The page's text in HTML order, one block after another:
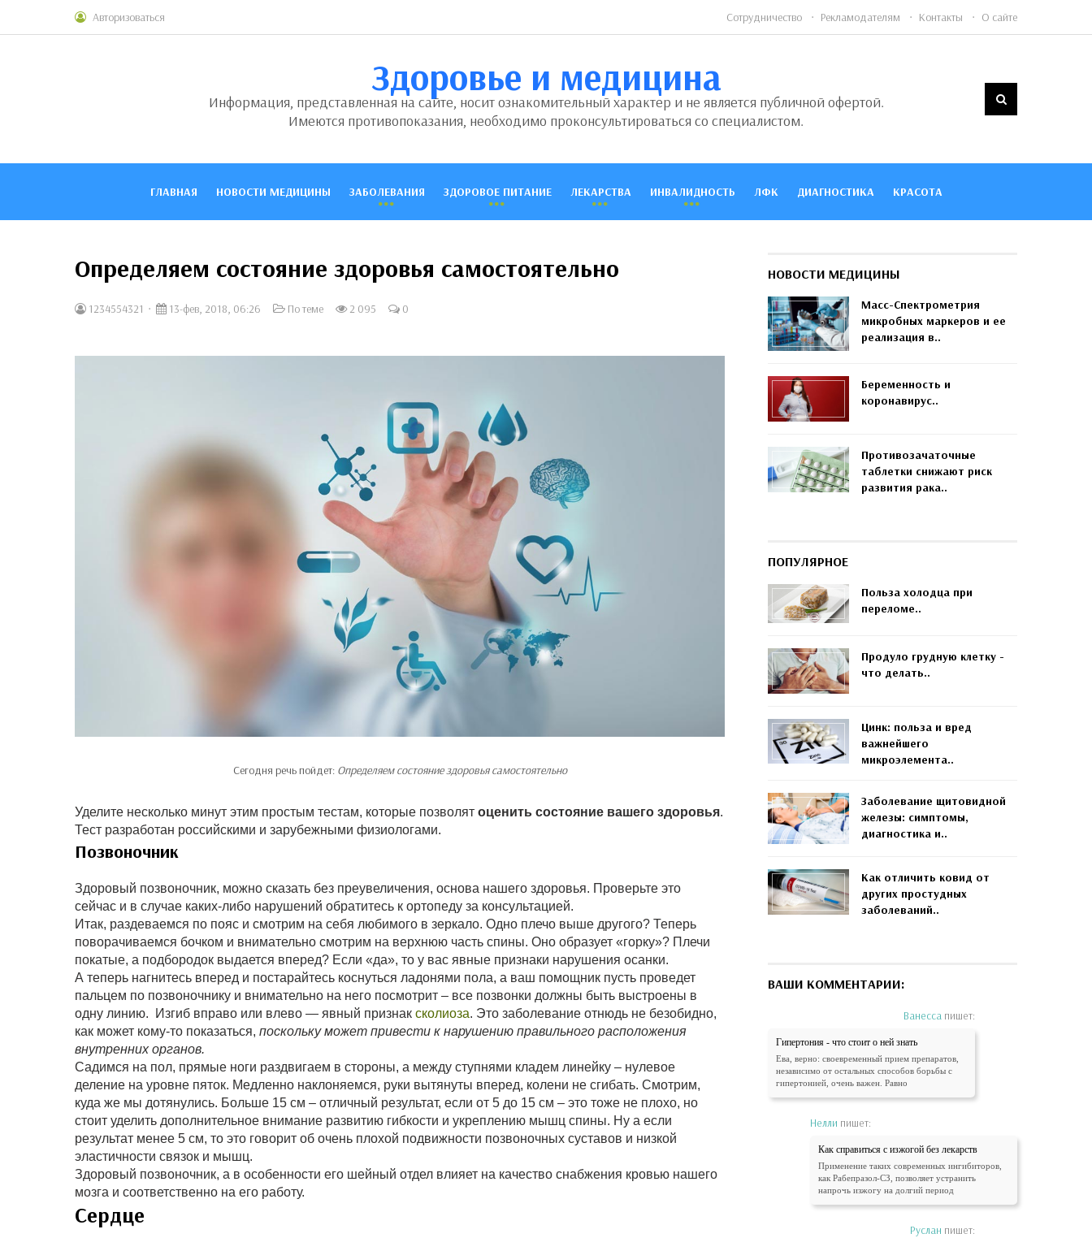
Авторизоваться Сотрудничество Рекламодателям Контакты О сайте
Здоровье и медицина
Информация, представленная на сайте, носит ознакомительный характер и не является публичной офертой.
Имеются противопоказания, необходимо проконсультироваться со специалистом.
ГЛАВНАЯ НОВОСТИ МЕДИЦИНЫ ЗАБОЛЕВАНИЯ ЗДОРОВОЕ ПИТАНИЕ ЛЕКАРСТВА ИНВАЛИДНОСТЬ ЛФК ДИАГНОСТИКА КРАСОТА
Определяем состояние здоровья самостоятельно
1234554321 13-фев, 2018, 06:26 По теме 2 095 0
Сегодня речь пойдет: Определяем состояние здоровья самостоятельно
Уделите несколько минут этим простым тестам, которые позволят оценить состояние вашего здоровья.
Тест разработан российскими и зарубежными физиологами.
Позвоночник
Здоровый позвоночник, можно сказать без преувеличения, основа нашего здоровья. Проверьте это
сейчас и в случае каких-либо нарушений обратитесь к ортопеду за консультацией.
Итак, раздеваемся по пояс и смотрим на себя любимого в зеркало. Одно плечо выше другого? Теперь
поворачиваемся бочком и внимательно смотрим на верхнюю часть спины. Оно образует «горку»? Плечи
покатые, а подбородок выдается вперед? Если «да», то у вас явные признаки нарушения осанки.
А теперь нагнитесь вперед и постарайтесь коснуться ладонями пола, а ваш помощник пусть проведет
пальцем по позвоночнику и внимательно на него посмотрит – все позвонки должны быть выстроены в
одну линию. Изгиб вправо или влево — явный признак сколиоза. Это заболевание отнюдь не безобидно,
как может кому-то показаться, поскольку может привести к нарушению правильного расположения
внутренних органов.
Садимся на пол, прямые ноги раздвигаем в стороны, а между ступнями кладем линейку – нулевое
деление на уровне пяток. Медленно наклоняемся, руки вытянуты вперед, колени не сгибать. Смотрим,
куда же мы дотянулись. Больше 15 см – отличный результат, если от 5 до 15 см – это тоже не плохо, но
стоит уделить дополнительное внимание развитию гибкости и укреплению мышц спины. Ну а если
результат менее 5 см, то это говорит об очень плохой подвижности позвоночных суставов и низкой
эластичности связок и мышц.
Здоровый позвоночник, а в особенности его шейный отдел влияет на качество снабжения кровью нашего
мозга и соответственно на его работу.
Сердце
НОВОСТИ МЕДИЦИНЫ
Масс-Спектрометрия
микробных маркеров и ее
реализация в..
Беременность и
коронавирус..
Противозачаточные
таблетки снижают риск
развития рака..
ПОПУЛЯРНОЕ
Польза холодца при
переломе..
Продуло грудную клетку -
что делать..
Цинк: польза и вред
важнейшего
микроэлемента..
Заболевание щитовидной
железы: симптомы,
диагностика и..
Как отличить ковид от
других простудных
заболеваний..
ВАШИ КОММЕНТАРИИ:
Ванесса пишет:
Гипертония - что стоит о ней знать
Ева, верно: своевременный прием препаратов,
независимо от остальных способов борьбы с
гипертонией, очень важен. Равно
Нелли пишет:
Как справиться с изжогой без лекарств
Применение таких современных ингибиторов,
как Рабепразол-СЗ, позволяет устранить
напрочь изжогу на долгий период
Руслан пишет: